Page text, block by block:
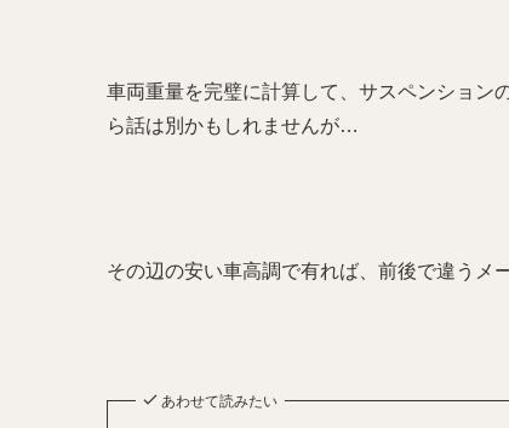
車両重量を完璧に計算して、サスペンション
ら話は別かもしれませんが…
その辺の安い車高調で有れば、前後で違うメ
あわせて読みたい